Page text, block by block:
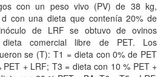
con un peso vivo (PV) de 38 kg,
con una dieta que contenía 20% de
de LRF se obtuvo de ovinos
comercial libre de PET. Los
se (T): T1 = dieta con 0% de PET
+ LRF; T3 = dieta con 10 % PET +